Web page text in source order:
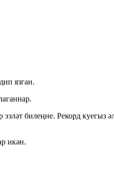
язган.
билеңне. Рекорд
икән.